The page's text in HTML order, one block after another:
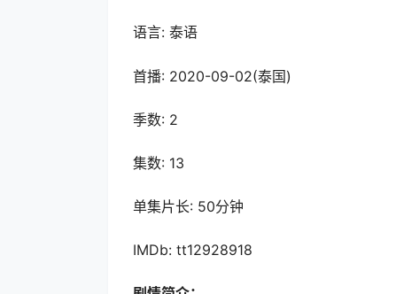
语言: 泰语
首播: 2020-09-02(泰国)
季数: 2
集数: 13
单集片长: 50分钟
IMDb: tt12928918